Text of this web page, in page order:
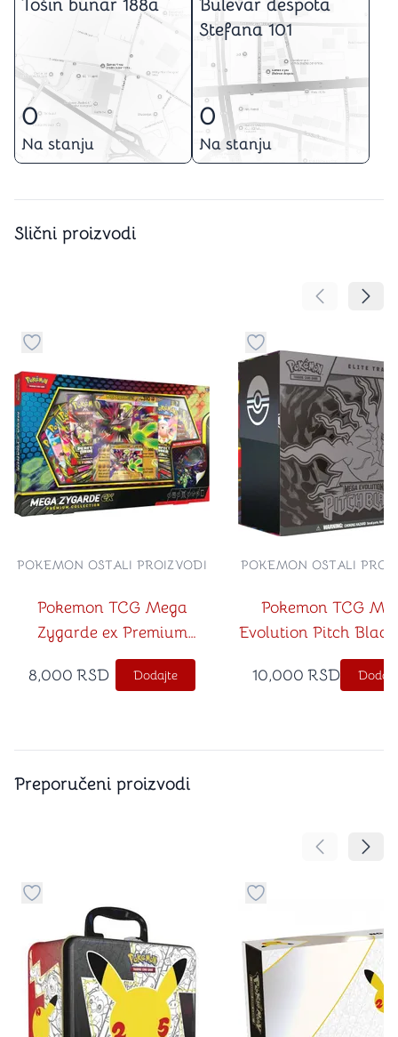
Tošin bunar 188a
0
Na stanju
Bulevar despota
Stefana 101
0
Na stanju
Slični proizvodi
Pomeranje
Dugme za dodavanje stvari u kategoriju omiljeno
Pokemon TCG Mega
Zygarde ex Premium
Collection
POKEMON OSTALI PROIZVODI
8,000 RSD Dodajte
Dugme za dodavanje
Pokemon TCG
Evolution Pitch
Trainer Box
POKEMON OSTALI
10,000 RSD
Preporučeni proizvodi
Pomeranje
Dugme za dodavanje stvari u kategoriju omiljeno
Dugme za dodavanje